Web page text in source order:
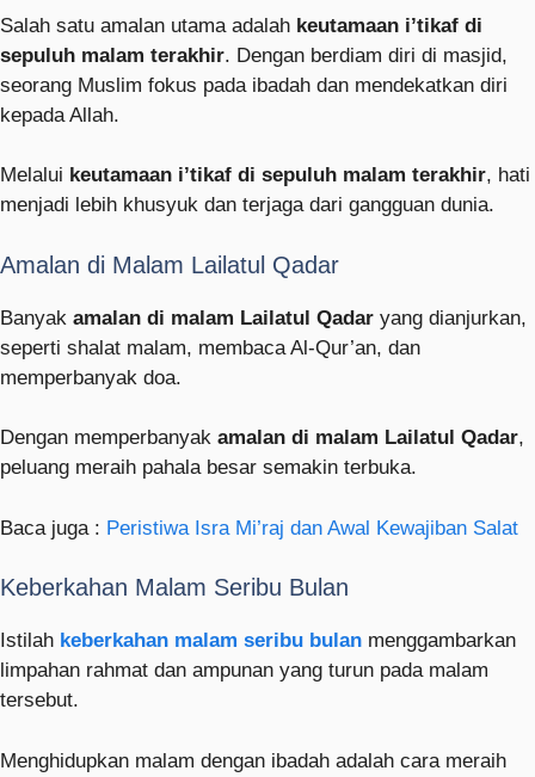
Salah satu amalan utama adalah keutamaan i’tikaf di
sepuluh malam terakhir. Dengan berdiam diri di masjid,
seorang Muslim fokus pada ibadah dan mendekatkan diri
kepada Allah.
Melalui keutamaan i’tikaf di sepuluh malam terakhir, hati
menjadi lebih khusyuk dan terjaga dari gangguan dunia.
Amalan di Malam Lailatul Qadar
Banyak amalan di malam Lailatul Qadar yang dianjurkan,
seperti shalat malam, membaca Al-Qur’an, dan
memperbanyak doa.
Dengan memperbanyak amalan di malam Lailatul Qadar,
peluang meraih pahala besar semakin terbuka.
Baca juga : Peristiwa Isra Mi’raj dan Awal Kewajiban Salat
Keberkahan Malam Seribu Bulan
Istilah keberkahan malam seribu bulan menggambarkan
limpahan rahmat dan ampunan yang turun pada malam
tersebut.
Menghidupkan malam dengan ibadah adalah cara meraih